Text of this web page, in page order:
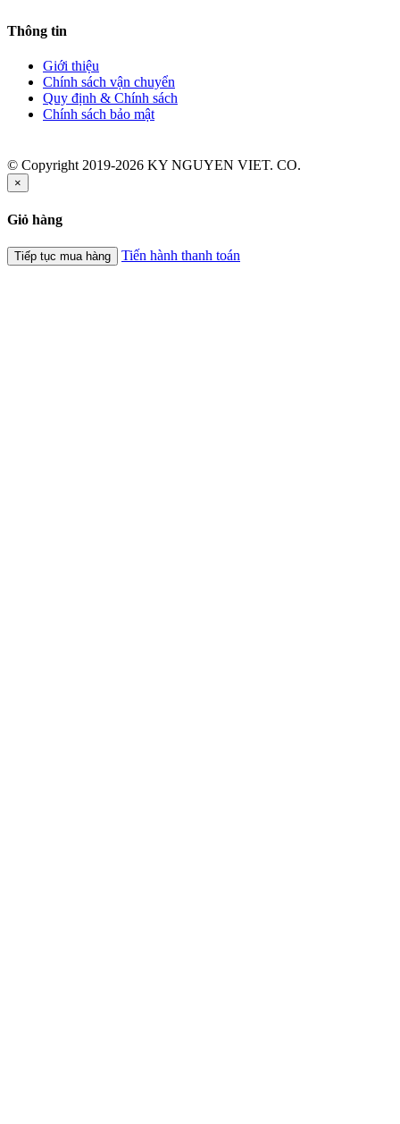
Thông tin
Giới thiệu
Chính sách vận chuyển
Quy định & Chính sách
Chính sách bảo mật
© Copyright 2019-2026 KY NGUYEN VIET. CO.
×
Giỏ hàng
Tiếp tục mua hàng Tiến hành thanh toán